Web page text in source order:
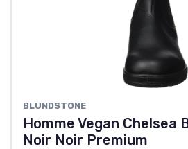
BLUNDSTONE
Homme Vegan Chelsea
Noir Noir Premium